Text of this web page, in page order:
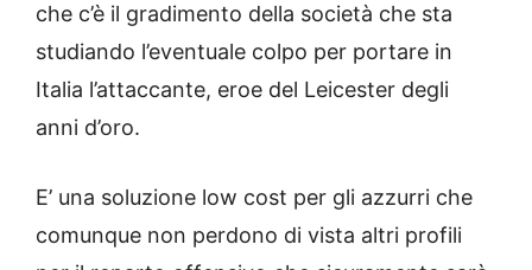
che c’è il gradimento della società che sta
studiando l’eventuale colpo per portare in
Italia l’attaccante, eroe del Leicester degli
anni d’oro.
E’ una soluzione low cost per gli azzurri che
comunque non perdono di vista altri profili